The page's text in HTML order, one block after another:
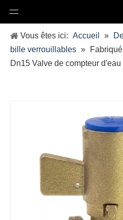
Vous êtes ici: Accueil »
bille verrouillables »
Dn15 Valve de compteur